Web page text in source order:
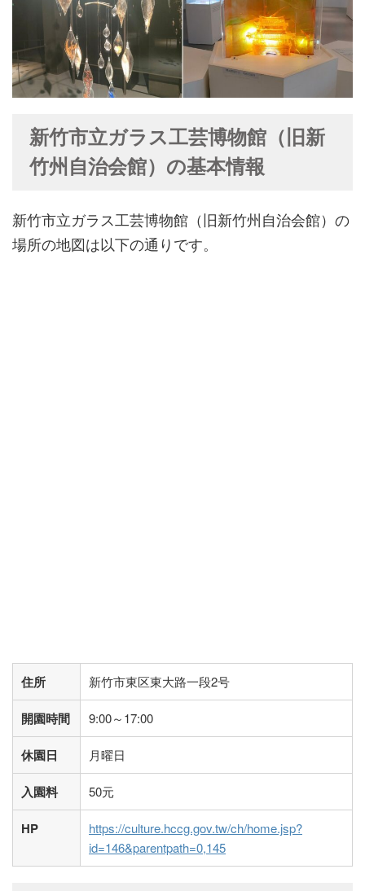
新竹市立ガラス工芸博物館（旧新
竹州自治会館）の基本情報
新竹市立ガラス工芸博物館（旧新竹州自治会館）の
場所の地図は以下の通りです。
住所 新竹市東区東大路一段2号
開園時間 9:00～17:00
休園日 月曜日
入園料 50元
HP
https://culture.hccg.gov.tw/ch/home.jsp?
id=146&parentpath=0,145